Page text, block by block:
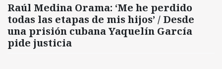
Raúl Medina Orama: ‘Me he perdido
todas las etapas de mis hijos’ / Desde
una prisión cubana Yaquelín García
pide justicia